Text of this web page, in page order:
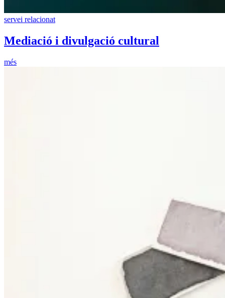
servei relacionat
Mediació i divulgació cultural
més